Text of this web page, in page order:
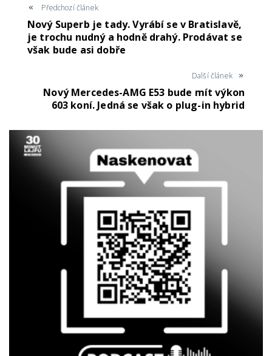
Předchozí článek
Nový Superb je tady. Vyrábí se v Bratislavě,
je trochu nudný a hodně drahý. Prodávat se
však bude asi dobře
Další článek
Nový Mercedes-AMG E53 bude mít výkon
603 koní. Jedná se však o plug-in hybrid